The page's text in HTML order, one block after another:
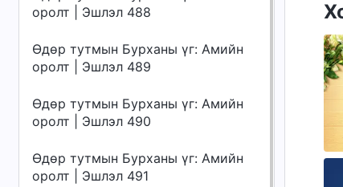
оролт | Эшлэл 488
Өдөр тутмын Бурханы үг: Амийн
оролт | Эшлэл 489
Өдөр тутмын Бурханы үг: Амийн
оролт | Эшлэл 490
Өдөр тутмын Бурханы үг: Амийн
оролт | Эшлэл 491